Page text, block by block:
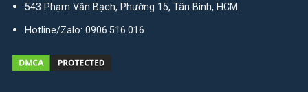
543 Phạm Văn Bạch, Phường 15, Tân Bình, HCM
Hotline/Zalo: 0906.516.016